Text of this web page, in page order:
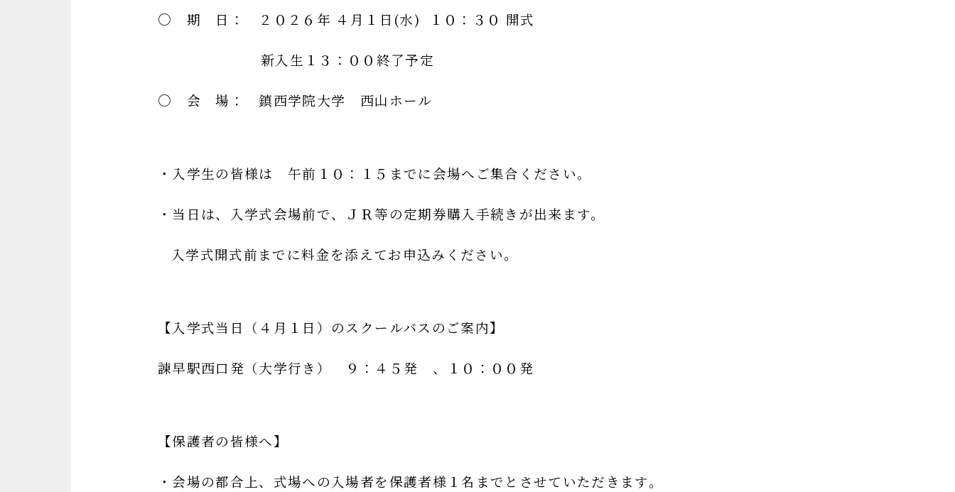
○ 期 日： ２０２６年 ４月１日(水) １０：３０ 開式
新入生１３：００終了予定
○ 会 場： 鎮西学院大学 西山ホール
・入学生の皆様は 午前１０：１５までに会場へご集合ください。
・当日は、入学式会場前で、ＪＲ等の定期券購入手続きが出来ます。
入学式開式前までに料金を添えてお申込みください。
【入学式当日（４月１日）のスクールバスのご案内】
諫早駅西口発（大学行き） ９：４５発 、１０：００発
【保護者の皆様へ】
・会場の都合上、式場への入場者を保護者様１名までとさせていただきます。